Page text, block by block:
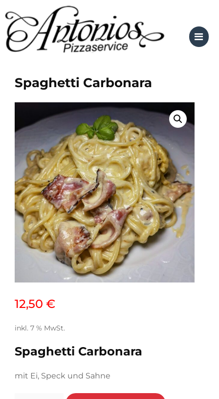
to
content
Spaghetti Carbonara
12,50 €
inkl. 7 % MwSt.
Spaghetti Carbonara
mit Ei, Speck und Sahne